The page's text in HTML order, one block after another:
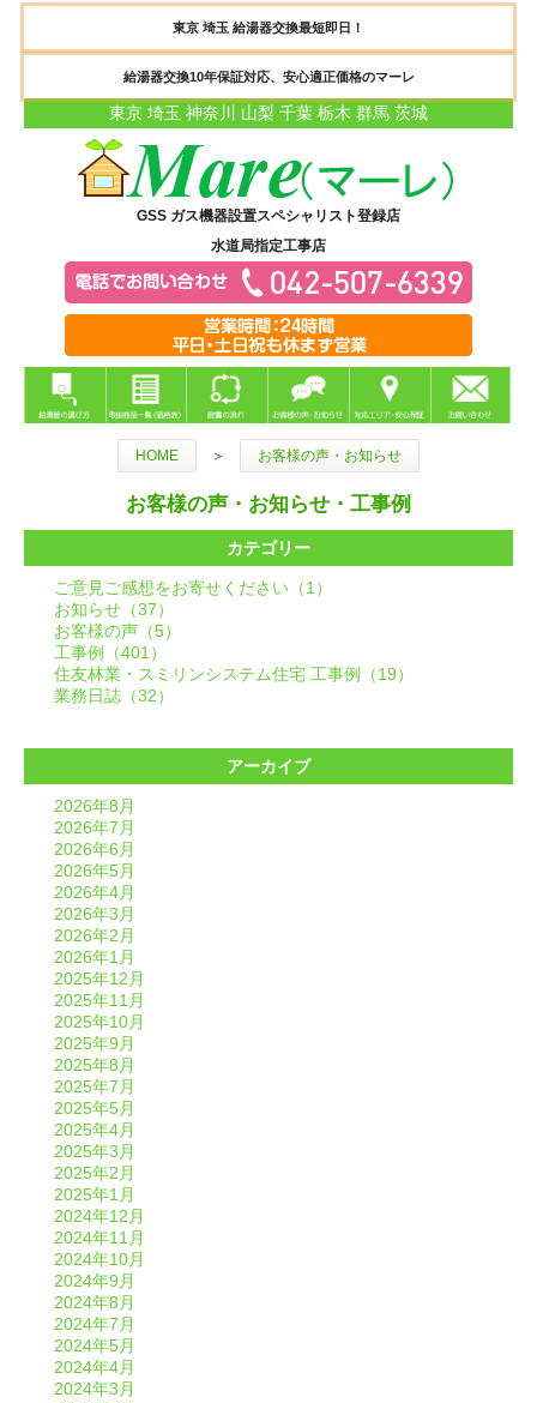
東京 埼玉 給湯器交換最短即日！
給湯器交換10年保証対応、安心適正価格のマーレ
東京 埼玉 神奈川 山梨 千葉 栃木 群馬 茨城
GSS ガス機器設置スペシャリスト登録店
水道局指定工事店
HOME ＞ お客様の声・お知らせ
お客様の声・お知らせ・工事例
カテゴリー
ご意見ご感想をお寄せください（1）
お知らせ（37）
お客様の声（5）
工事例（401）
住友林業・スミリンシステム住宅 工事例（19）
業務日誌（32）
アーカイブ
2026年8月
2026年7月
2026年6月
2026年5月
2026年4月
2026年3月
2026年2月
2026年1月
2025年12月
2025年11月
2025年10月
2025年9月
2025年8月
2025年7月
2025年5月
2025年4月
2025年3月
2025年2月
2025年1月
2024年12月
2024年11月
2024年10月
2024年9月
2024年8月
2024年7月
2024年5月
2024年4月
2024年3月